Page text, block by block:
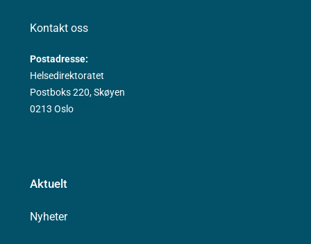
Kontakt oss
Postadresse:
Helsedirektoratet
Postboks 220, Skøyen
0213 Oslo
Aktuelt
Nyheter